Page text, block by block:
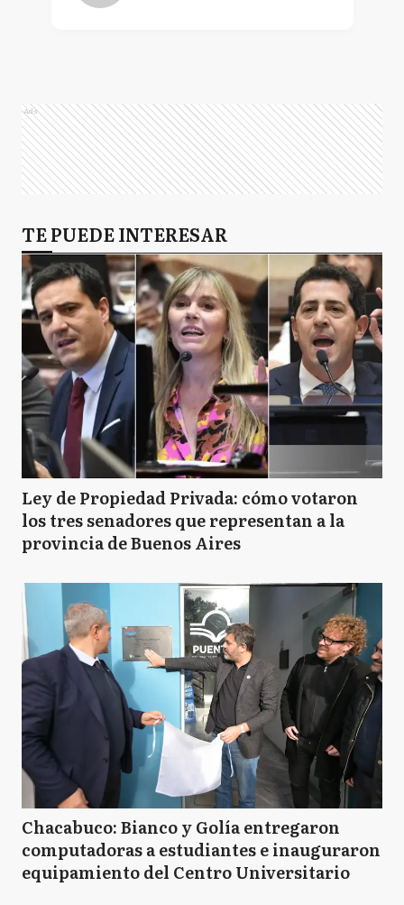
Ads
TE PUEDE INTERESAR
Ley de Propiedad Privada: cómo votaron
los tres senadores que representan a la
provincia de Buenos Aires
Chacabuco: Bianco y Golía entregaron
computadoras a estudiantes e inauguraron
equipamiento del Centro Universitario